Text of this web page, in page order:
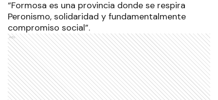
“Formosa es una provincia donde se respira
Peronismo, solidaridad y fundamentalmente
compromiso social”.
Ads